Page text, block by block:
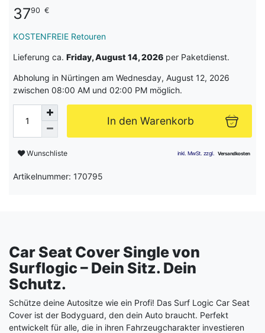
3790 €
KOSTENFREIE Retouren
Lieferung ca. Friday, August 14, 2026 per Paketdienst.
Abholung in Nürtingen am Wednesday, August 12, 2026
zwischen 08:00 AM und 02:00 PM möglich.
In den Warenkorb
Wunschliste
Artikelnummer: 170795
Car Seat Cover Single von
Surflogic – Dein Sitz. Dein
Schutz.
Schütze deine Autositze wie ein Profi! Das Surf Logic Car Seat
Cover ist der Bodyguard, den dein Auto braucht. Perfekt
entwickelt für alle, die in ihren Fahrzeugcharakter investieren